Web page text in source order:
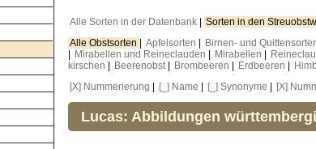
Alle Sorten in der Datenbank Sorten in den
Alle Obstsorten
Apfelsorten Birnen- und
Mirabellen und Reineclauden Mirabellen
kirschen
Beerenobst Brombeeren Erdbeeren
[X] Nummerierung
[_] Name [_] Synonyme [X]
Lucas: Abbildungen